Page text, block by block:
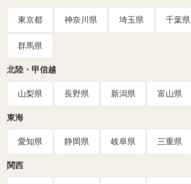
東京都 神奈川県 埼玉県 千葉県
群馬県
北陸・甲信越
山梨県 長野県 新潟県 富山県
東海
愛知県 静岡県 岐阜県 三重県
関西